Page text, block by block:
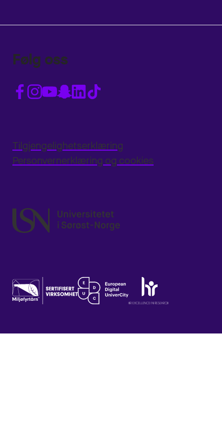
Følg oss
Tilgjengelighetserklæring
Personvernerklæring og cookies